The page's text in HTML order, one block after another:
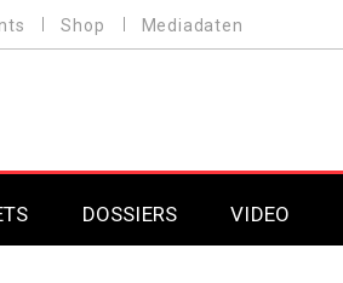
Shop Mediadaten
DOSSIERS VIDEO